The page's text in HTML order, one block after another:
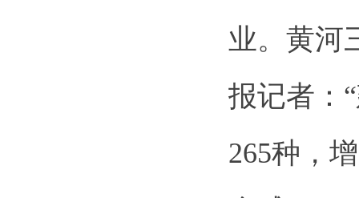
业。黄河
报记者：
265种，